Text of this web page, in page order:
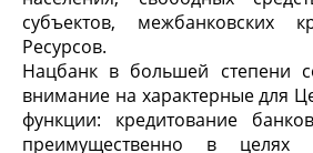
субъектов, межбанковских
Ресурсов.
Нацбанк в большей степени
внимание на характерные для
функции: кредитование
преимущественно в целях